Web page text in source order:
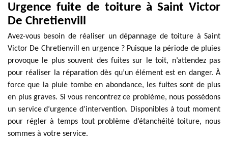
Urgence fuite de toiture à Saint Victor
De Chretienvill
Avez-vous besoin de réaliser un dépannage de toiture à Saint
Victor De Chretienvill en urgence ? Puisque la période de pluies
provoque le plus souvent des fuites sur le toit, n’attendez pas
pour réaliser la réparation dès qu’un élément est en danger. À
force que la pluie tombe en abondance, les fuites sont de plus
en plus graves. Si vous rencontrez ce problème, nous possédons
un service d’urgence d’intervention. Disponibles à tout moment
pour régler à temps tout problème d’étanchéité toiture, nous
sommes à votre service.